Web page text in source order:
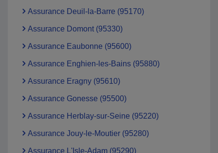
Assurance Deuil-la-Barre (95170)
Assurance Domont (95330)
Assurance Eaubonne (95600)
Assurance Enghien-les-Bains (95880)
Assurance Eragny (95610)
Assurance Gonesse (95500)
Assurance Herblay-sur-Seine (95220)
Assurance Jouy-le-Moutier (95280)
Assurance L'Isle-Adam (95290)